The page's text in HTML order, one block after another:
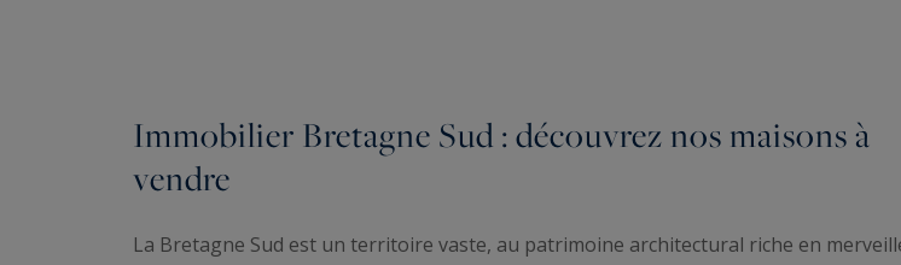
Immobilier Bretagne Sud : découvrez nos maisons à
vendre
La Bretagne Sud est un territoire vaste, au patrimoine architectural riche en